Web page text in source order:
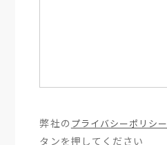
弊社の プライバシーポリシー
タンを押してください